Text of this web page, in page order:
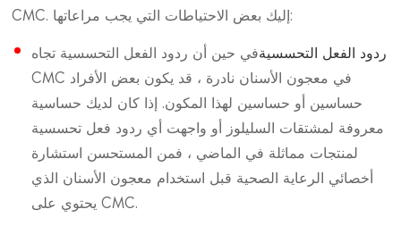
CMC. إليك بعض الاحتياطات التي يجب مراعاتها:
ردود الفعل التحسسيةفي حين أن ردود الفعل التحسسية تجاه
CMC في معجون الأسنان نادرة ، قد يكون بعض الأفراد
حساسين أو حساسين لهذا المكون. إذا كان لديك حساسية
معروفة لمشتقات السليلوز أو واجهت أي ردود فعل تحسسية
لمنتجات مماثلة في الماضي ، فمن المستحسن استشارة
أخصائي الرعاية الصحية قبل استخدام معجون الأسنان الذي
يحتوي على CMC.